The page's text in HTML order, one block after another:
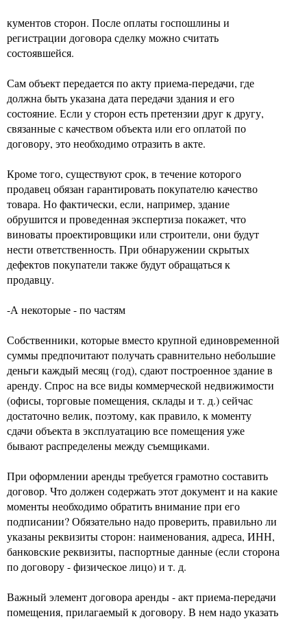
кументов сторон. После оплаты госпошлины и
регистрации договора сделку можно считать
состоявшейся.
Сам объект передается по акту приема-передачи, где
должна быть указана дата передачи здания и его
состояние. Если у сторон есть претензии друг к другу,
связанные с качеством объекта или его оплатой по
договору, это необходимо отразить в акте.
Кроме того, существуют срок, в течение которого
продавец обязан гарантировать покупателю качество
товара. Но фактически, если, например, здание
обрушится и проведенная экспертиза покажет, что
виноваты проектировщики или строители, они будут
нести ответственность. При обнаружении скрытых
дефектов покупатели также будут обращаться к
продавцу.
-А некоторые - по частям
Собственники, которые вместо крупной единовременной
суммы предпочитают получать сравнительно небольшие
деньги каждый месяц (год), сдают построенное здание в
аренду. Спрос на все виды коммерческой недвижимости
(офисы, торговые помещения, склады и т. д.) сейчас
достаточно велик, поэтому, как правило, к моменту
сдачи объекта в эксплуатацию все помещения уже
бывают распределены между съемщиками.
При оформлении аренды требуется грамотно составить
договор. Что должен содержать этот документ и на какие
моменты необходимо обратить внимание при его
подписании? Обязательно надо проверить, правильно ли
указаны реквизиты сторон: наименования, адреса, ИНН,
банковские реквизиты, паспортные данные (если сторона
по договору - физическое лицо) и т. д.
Важный элемент договора аренды - акт приема-передачи
помещения, прилагаемый к договору. В нем надо указать